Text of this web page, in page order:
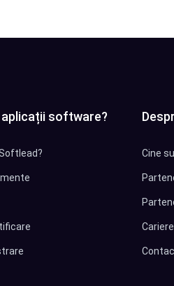
aplicații software?
Cine
Cariere